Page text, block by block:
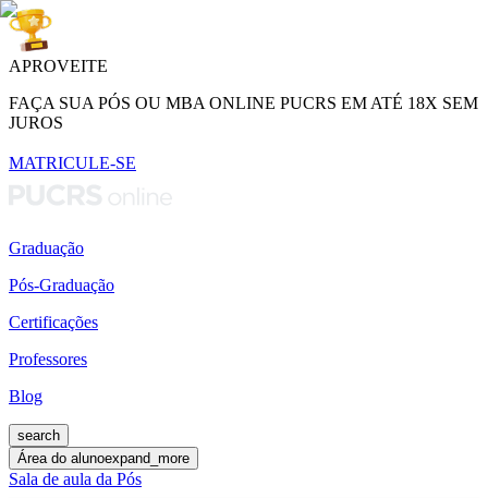
APROVEITE
FAÇA SUA PÓS OU MBA ONLINE PUCRS EM ATÉ 18X SEM
JUROS
MATRICULE-SE
Graduação
Pós-Graduação
Certificações
Professores
Blog
search
Área do alunoexpand_more
Sala de aula da Pós